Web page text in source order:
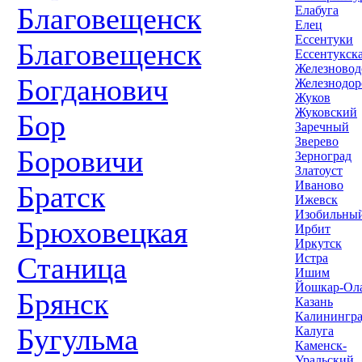
Благовещенск
Благовещенск
Богданович
Бор
Боровичи
Братск
Брюховецкая
Станица
Брянск
Бугульма
Елабуга
Елец
Ессентуки
Жуков
Жуковский
Заречный
Зверево
Зерноград
Златоуст
Иваново
Ижевск
Ирбит
Иркутск
Истра
Ишим
Йошкар-
Казань
Калуга
Каменск-